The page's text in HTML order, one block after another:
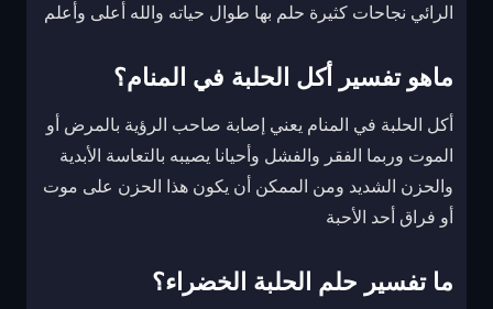
الرائي نجاحات كثيرة حلم بها طوال حياته والله أعلى وأعلم
ماهو تفسير أكل الحلبة في المنام؟
أكل الحلبة في المنام يعني إصابة صاحب الرؤية بالمرض أو
الموت وربما الفقر والفشل وأحيانا يصيبه بالتعاسة الأبدية
والحزن الشديد ومن الممكن أن يكون هذا الحزن على موت
أو فراق أحد الأحبة
ما تفسير حلم الحلبة الخضراء؟